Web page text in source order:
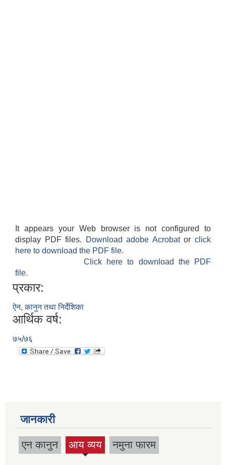
It appears your Web browser is not configured to
display PDF files.
Download adobe Acrobatorclick
here to download the PDF file.
Click here to download the PDF
file.
प्रकार:
ऐन, कानुन तथा निर्देशिका
आर्थिक वर्ष:
७५/७६
जानकारी
एन कानुन आय व्यय
(active
नमुना फारम